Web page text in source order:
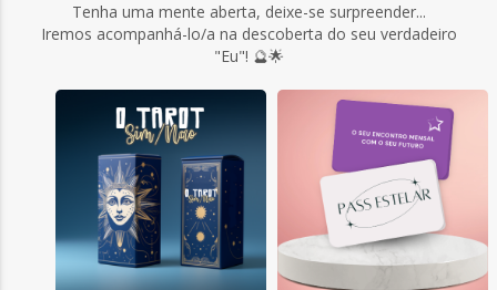
Tenha uma mente aberta, deixe-se surpreender...
Iremos acompanhá-lo/a na descoberta do seu verdadeiro
"Eu"! 🔮🌟